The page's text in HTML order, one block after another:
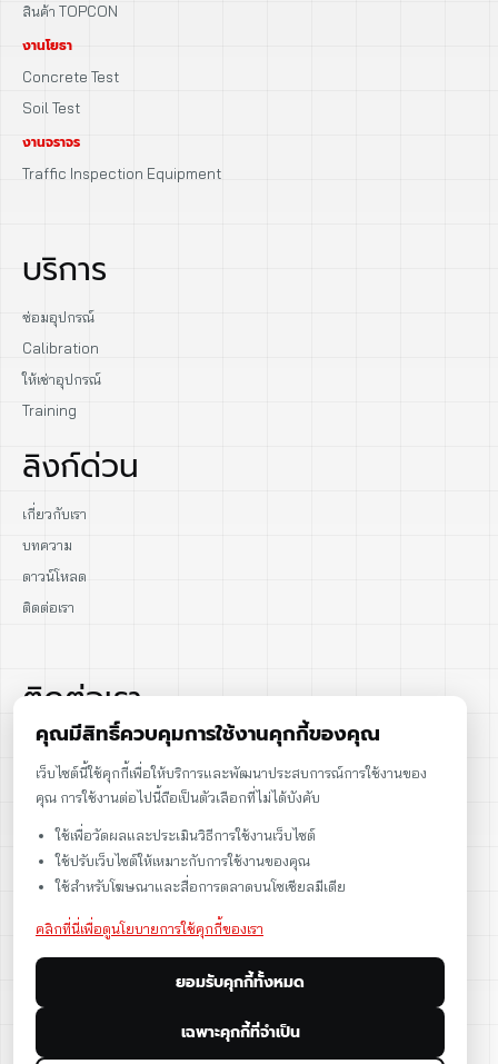
สินค้า TOPCON
งานโยธา
Concrete Test
Soil Test
งานจราจร
Traffic Inspection Equipment
บริการ
ซ่อมอุปกรณ์
Calibration
ให้เช่าอุปกรณ์
Training
ลิงก์ด่วน
เกี่ยวกับเรา
บทความ
ดาวน์โหลด
ติดต่อเรา
ติดต่อเรา
086-086-2000
sales@cst.co.th
คุณมีสิทธิ์ควบคุมการใช้งานคุกกี้ของคุณ
เว็บไซต์นี้ใช้คุกกี้เพื่อให้บริการและพัฒนาประสบการณ์การใช้งานของ
คุณ การใช้งานต่อไปนี้ถือเป็นตัวเลือกที่ไม่ได้บังคับ
ใช้เพื่อวัดผลและประเมินวิธีการใช้งานเว็บไซต์
ใช้ปรับเว็บไซต์ให้เหมาะกับการใช้งานของคุณ
ใช้สำหรับโฆษณาและสื่อการตลาดบนโซเชียลมีเดีย
คลิกที่นี่เพื่อดูนโยบายการใช้คุกกี้ของเรา
ยอมรับคุกกี้ทั้งหมด
เฉพาะคุกกี้ที่จำเป็น